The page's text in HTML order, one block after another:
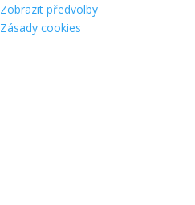
Zobrazit předvolby
Zásady cookies